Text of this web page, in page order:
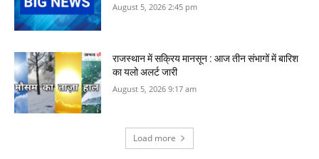
August 5, 2026 2:45 pm
राजस्‍थान में सक्रिय मानसून : आज तीन संभागों में बारिश
का यलो अलर्ट जारी
August 5, 2026 9:17 am
Load more